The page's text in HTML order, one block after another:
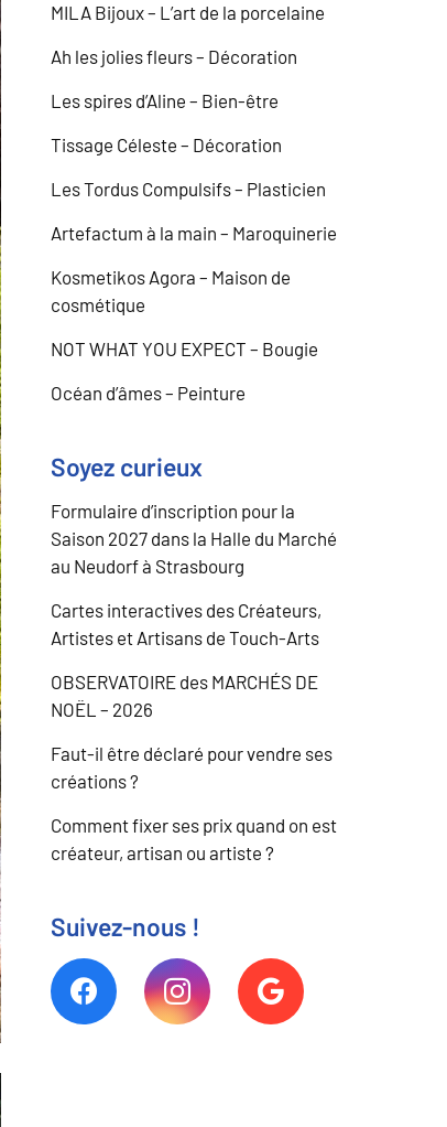
MILA Bijoux – L’art de la porcelaine
Ah les jolies fleurs – Décoration
Les spires d’Aline – Bien-être
Tissage Céleste – Décoration
Les Tordus Compulsifs – Plasticien
Artefactum à la main – Maroquinerie
Kosmetikos Agora – Maison de
cosmétique
NOT WHAT YOU EXPECT – Bougie
Océan d’âmes – Peinture
Soyez curieux
Formulaire d’inscription pour la
Saison 2027 dans la Halle du Marché
au Neudorf à Strasbourg
Cartes interactives des Créateurs,
Artistes et Artisans de Touch-Arts
OBSERVATOIRE des MARCHÉS DE
NOËL – 2026
Faut-il être déclaré pour vendre ses
créations ?
Comment fixer ses prix quand on est
créateur, artisan ou artiste ?
Suivez-nous !